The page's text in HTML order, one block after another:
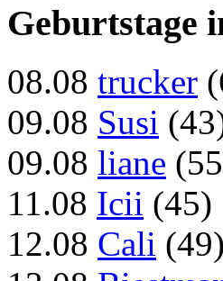
Geburtstage
08.08 trucker
09.08 Susi
09.08 liane
11.08 Icii (45)
12.08 Cali (49)